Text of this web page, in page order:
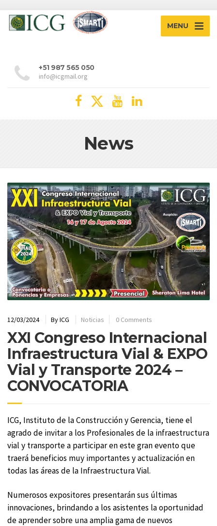
MENU
+51 987 565 050
info@icgmail.org
News
12/03/2024 ByICG Noticias 0 Comments
XXI Congreso Internacional
Infraestructura Vial & EXPO
Vial y Transporte 2024 –
CONVOCATORIA
ICG, Instituto de la Construcción y Gerencia, tiene el
agrado de invitar a los Profesionales de la infraestructura
vial y transporte a participar en este gran evento que
traerá beneficios muy importantes y actualización en
todas las áreas de la Infraestructura Vial.
Numerosos expositores presentarán sus últimas
innovaciones, brindando a los asistentes la oportunidad
de aprender sobre una amplia gama de nuevos